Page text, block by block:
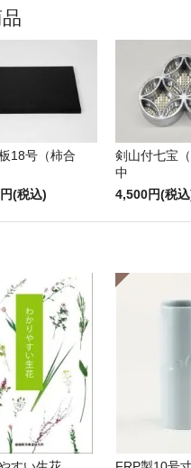
18号（柿合
(税込)
剣山付七宝
中
4,500円(税